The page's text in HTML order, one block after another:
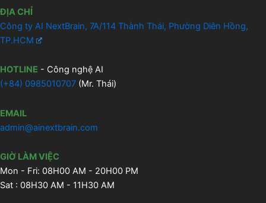
ĐỊA CHỈ
Công ty AI NextBrain, 7A/114 Thành Thái, Phường Diên Hồng,
TP.HCM
HOTLINE - Công nghệ AI
(+84) 0985010707 (Mr. Thái)
EMAIL
admin@ainextbrain.com
GIỜ LÀM VIỆC
Mon - Fri: 08H00 AM - 20H00 PM
Sat : 08H30 AM - 11H30 AM